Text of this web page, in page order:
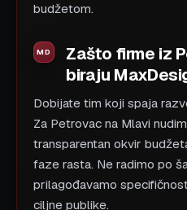
budžetom.
Zašto firme iz
biraju
Dobijate tim koji spaja
Za Petrovac na Mlavi
transparentan okvir
faze rasta. Ne radimo po
prilagođavamo
ciljne publike.